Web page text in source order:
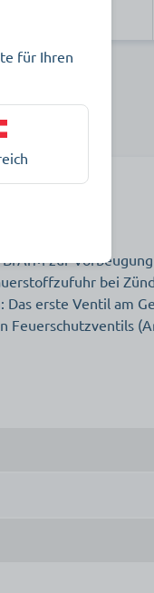
zur
bei
erste Ventil am
Feuerschutzventils
für Ihren